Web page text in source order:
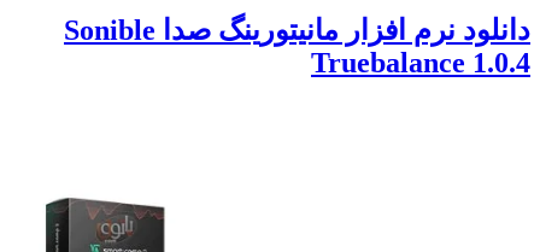
دانلود نرم افزار مانیتورینگ صدا Sonible
Truebalance 1.0.4